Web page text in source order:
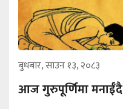
बुधबार, साउन १३, २०८३
आज गुरुपूर्णिमा मनाईँदै